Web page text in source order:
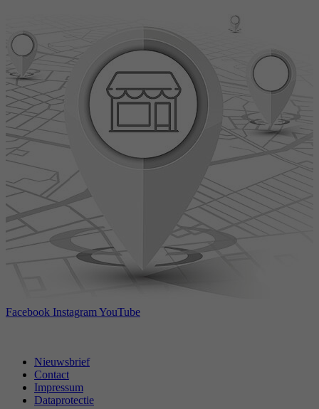
Facebook InstagramYouTube
Nieuwsbrief
Contact
Impressum
Dataprotectie